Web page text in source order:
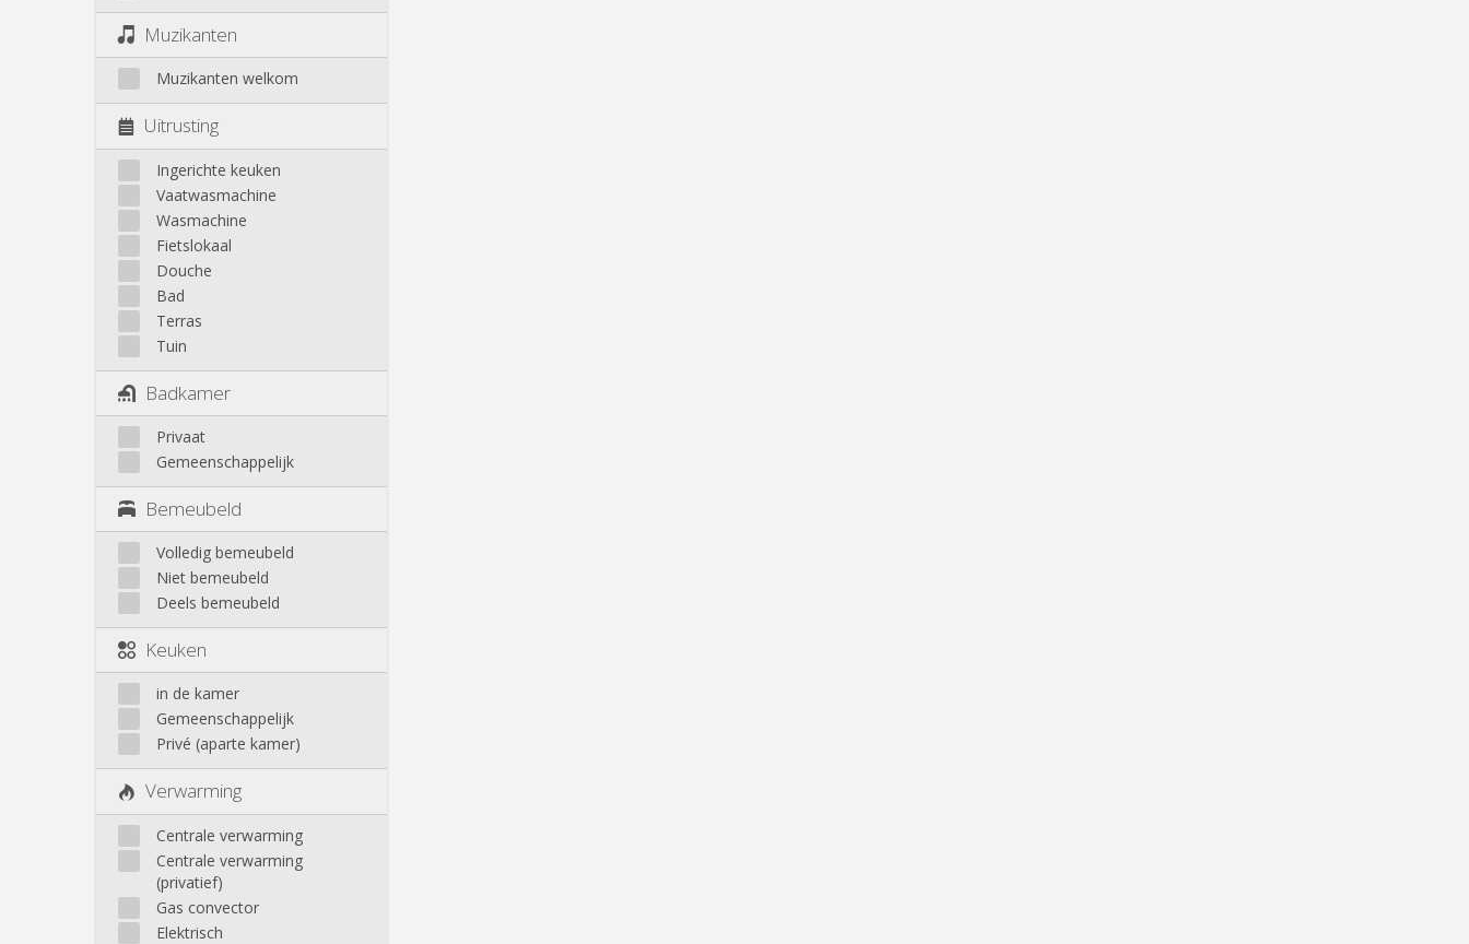
Muzikanten
Muzikanten welkom
Uitrusting
Ingerichte keuken
Vaatwasmachine
Wasmachine
Fietslokaal
Douche
Bad
Terras
Tuin
Badkamer
Privaat
Gemeenschappelijk
Bemeubeld
Volledig bemeubeld
Niet bemeubeld
Deels bemeubeld
Keuken
in de kamer
Gemeenschappelijk
Privé (aparte kamer)
Verwarming
Centrale verwarming
Centrale verwarming
(privatief)
Gas convector
Elektrisch